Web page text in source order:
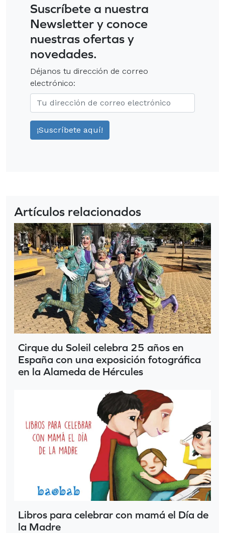
Suscríbete a nuestra
Newsletter y conoce
nuestras ofertas y
novedades.
Déjanos tu dirección de correo
electrónico:
Artículos relacionados
Cirque du Soleil celebra 25 años en
España con una exposición fotográfica
en la Alameda de Hércules
Libros para celebrar con mamá el Día de
la Madre